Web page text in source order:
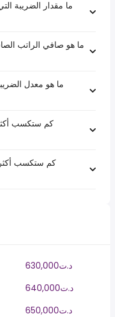
630,000د.ت
640,000د.ت
650,000د.ت